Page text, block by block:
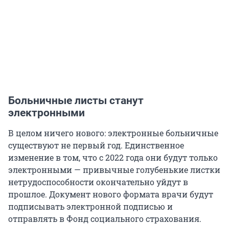
Больничные листы станут
электронными
В целом ничего нового: электронные больничные
существуют не первый год. Единственное
изменение в том, что с 2022 года они будут только
электронными — привычные голубенькие листки
нетрудоспособности окончательно уйдут в
прошлое. Документ нового формата врачи будут
подписывать электронной подписью и
отправлять в Фонд социального страхования.